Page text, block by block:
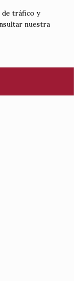
de tráfico y
nuestra